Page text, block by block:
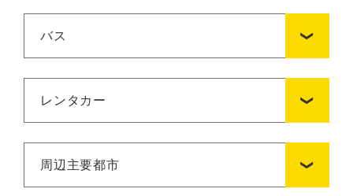
バス
レンタカー
周辺主要都市